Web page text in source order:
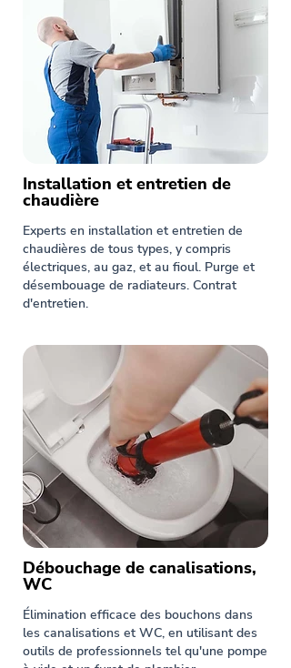
Installation et entretien de
chaudière
Experts en installation et entretien de
chaudières de tous types, y compris
électriques, au gaz, et au fioul. Purge et
désembouage de radiateurs. Contrat
d'entretien.
Débouchage de canalisations,
WC
Élimination efficace des bouchons dans
les canalisations et WC, en utilisant des
outils de professionnels tel qu'une pompe